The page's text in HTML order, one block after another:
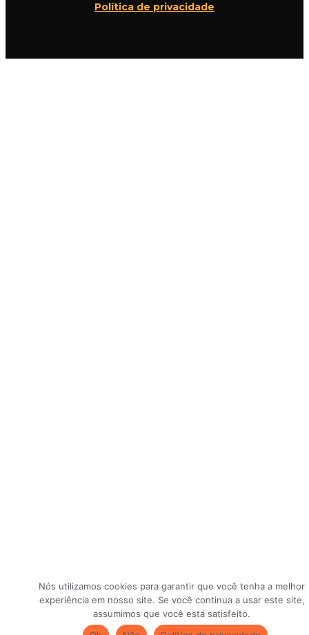
Política de privacidade
Nós utilizamos cookies para garantir que você tenha a melhor
experiência em nosso site. Se você continua a usar este site,
assumimos que você está satisfeito.